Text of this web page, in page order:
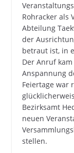
Rohracker als
Abteilung
der
betraut ist, in
Der Anruf
Anspannung
Feiertage war
Bezirksamt
neuen
stellen.